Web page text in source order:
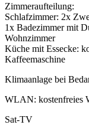
Zimmeraufteilung:
Schlafzimmer: 2x
1x Badezimmer mit
Wohnzimmer
Küche mit Essecke:
Kaffeemaschine
Klimaanlage bei
WLAN: kostenfreies
Sat-TV